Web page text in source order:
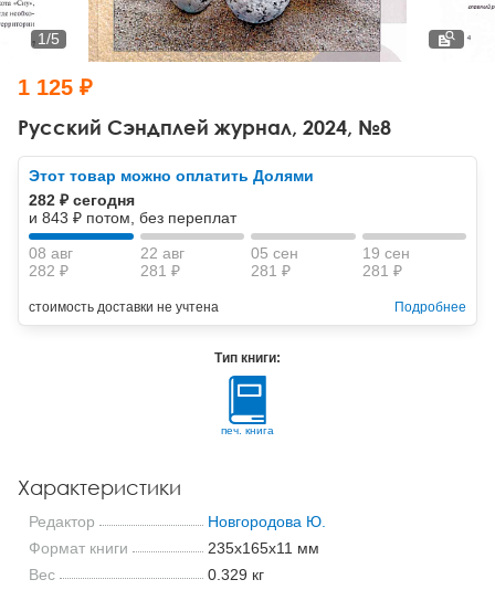
Тревожные расстройства, панические атаки
Психодрама
Другие направления психотерапии
Классический, эриксоновский гипноз и НЛП
НЛП
Психология труда и эргономика
Социальная психология
Социальная и организационная психология
Классический и юнгианский психоанализ
Русский Сэндплей журнал, 2024, №8
1/5
1 125 ₽
Этот товар можно оплатить Долями
282 ₽ сегодня
и 843 ₽ потом, без переплат
08 авг
282 ₽
22 авг
281 ₽
05 сен
281 ₽
19 сен
281 ₽
стоимость доставки не учтена Подробнее
Тип книги:
печ. книга
Характеристики
Редактор
Новгородова Ю.
Формат книги
235x165x11 мм
Вес
0.329 кг